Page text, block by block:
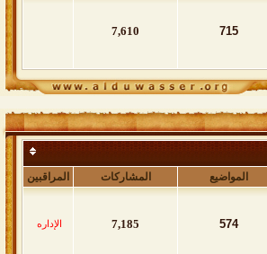
715
7,610
المواضيع المشاركات المراقبين
574
7,185 الإداره